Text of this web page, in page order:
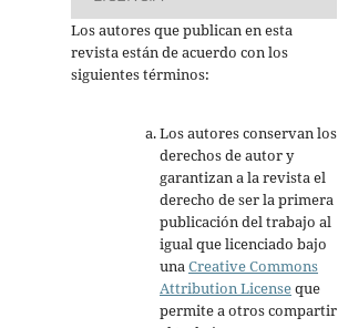
Los autores que publican en esta
revista están de acuerdo con los
siguientes términos:
Los autores conservan los
derechos de autor y
garantizan a la revista el
derecho de ser la primera
publicación del trabajo al
igual que licenciado bajo
unaCreative Commons
Attribution Licenseque
permite a otros compartir